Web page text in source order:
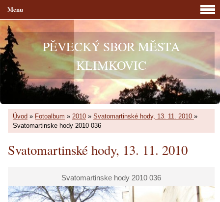
PĚVECKÝ SBOR MĚSTA
KLIMKOVIC
Úvod » Fotoalbum » 2010 » Svatomartinské hody, 13. 11. 2010 »
Svatomartinske hody 2010 036
Svatomartinské hody, 13. 11. 2010
Svatomartinske hody 2010 036
Menu